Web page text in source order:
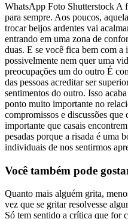
WhatsApp Foto Shutterstock A
para sempre. Aos poucos,
trocar beijos ardentes vai
entrando em uma zona de
duas. E se você fica bem com a
possivelmente nem quer uma
preocupações um do outro É
das pessoas acreditar ser
sentimentos do outro. Isso
ponto muito importante no
compromissos e discussões que
importante que casais
pesadas porque a risada é uma
individuais de nos sentirmos
Você também pode
Quanto mais alguém grita,
vez que se gritar resolvesse
Só tem sentido a crítica que for